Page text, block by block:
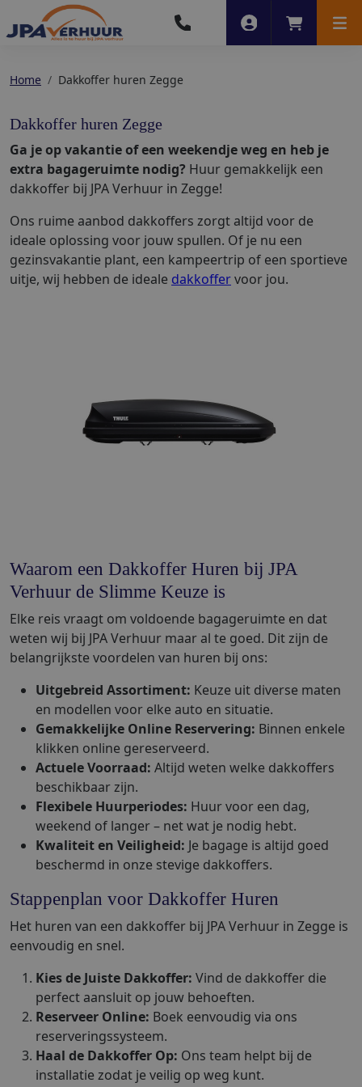
Account
Home Dakkoffer huren Zegge
Dakkoffer huren Zegge
Ga je op vakantie of een weekendje weg en heb je
extra bagageruimte nodig? Huur gemakkelijk een
dakkoffer bij JPA Verhuur in Zegge!
Ons ruime aanbod dakkoffers zorgt altijd voor de
ideale oplossing voor jouw spullen. Of je nu een
gezinsvakantie plant, een kampeertrip of een sportieve
uitje, wij hebben de ideale dakkoffervoor jou.
Waarom een Dakkoffer Huren bij JPA
Verhuur de Slimme Keuze is
Elke reis vraagt om voldoende bagageruimte en dat
weten wij bij JPA Verhuur maar al te goed. Dit zijn de
belangrijkste voordelen van huren bij ons:
Uitgebreid Assortiment: Keuze uit diverse maten
en modellen voor elke auto en situatie.
Gemakkelijke Online Reservering: Binnen enkele
klikken online gereserveerd.
Actuele Voorraad: Altijd weten welke dakkoffers
beschikbaar zijn.
Flexibele Huurperiodes: Huur voor een dag,
weekend of langer – net wat je nodig hebt.
Kwaliteit en Veiligheid: Je bagage is altijd goed
beschermd in onze stevige dakkoffers.
Stappenplan voor Dakkoffer Huren
Het huren van een dakkoffer bij JPA Verhuur in Zegge is
eenvoudig en snel.
Kies de Juiste Dakkoffer: Vind de dakkoffer die
perfect aansluit op jouw behoeften.
Reserveer Online: Boek eenvoudig via ons
reserveringssysteem.
Haal de Dakkoffer Op: Ons team helpt bij de
installatie zodat je veilig op weg kunt.